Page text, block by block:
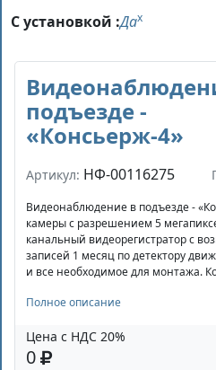
С установкой :Даx
подъезде -
«Консьерж-4»
Артикул: НФ-00116275
Видеонаблюдение в подъезде -
камеры с разрешением 5
канальный видеорегистратор с
записей 1 месяц по детектору
и все необходимое для монтажа.
Полное описание
Цена с НДС 20%
0